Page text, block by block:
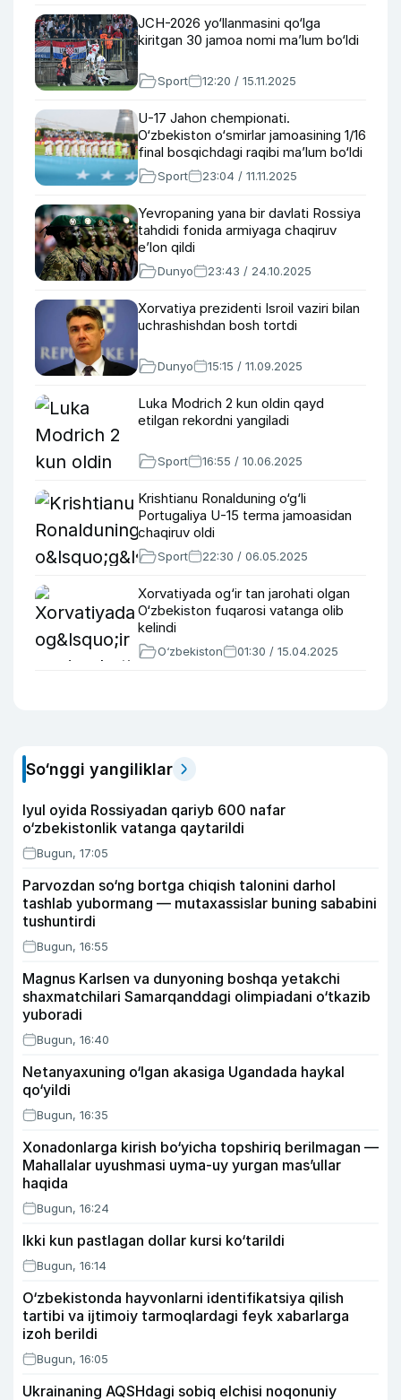
JCH-2026 yo‘llanmasini qo‘lga
kiritgan 30 jamoa nomi ma’lum bo‘ldi
Sport 12:20 / 15.11.2025
U-17 Jahon chempionati.
O‘zbekiston o‘smirlar jamoasining 1/16
final bosqichdagi raqibi ma’lum bo‘ldi
Sport 23:04 / 11.11.2025
Yevropaning yana bir davlati Rossiya
tahdidi fonida armiyaga chaqiruv
e’lon qildi
Dunyo 23:43 / 24.10.2025
Xorvatiya prezidenti Isroil vaziri bilan
uchrashishdan bosh tortdi
Dunyo 15:15 / 11.09.2025
Luka Modrich 2 kun oldin qayd
etilgan rekordni yangiladi
Sport 16:55 / 10.06.2025
Krishtianu Ronalduning o‘g‘li
Portugaliya U-15 terma jamoasidan
chaqiruv oldi
Sport 22:30 / 06.05.2025
Xorvatiyada og‘ir tan jarohati olgan
O‘zbekiston fuqarosi vatanga olib
kelindi
O‘zbekiston 01:30 / 15.04.2025
So‘nggi yangiliklar
Iyul oyida Rossiyadan qariyb 600 nafar
o‘zbekistonlik vatanga qaytarildi
Bugun, 17:05
Parvozdan so‘ng bortga chiqish talonini darhol
tashlab yubormang — mutaxassislar buning sababini
tushuntirdi
Bugun, 16:55
Magnus Karlsen va dunyoning boshqa yetakchi
shaxmatchilari Samarqanddagi olimpiadani o‘tkazib
yuboradi
Bugun, 16:40
Netanyaxuning o‘lgan akasiga Ugandada haykal
qo‘yildi
Bugun, 16:35
Xonadonlarga kirish bo‘yicha topshiriq berilmagan —
Mahallalar uyushmasi uyma-uy yurgan mas’ullar
haqida
Bugun, 16:24
Ikki kun pastlagan dollar kursi ko‘tarildi
Bugun, 16:14
O‘zbekistonda hayvonlarni identifikatsiya qilish
tartibi va ijtimoiy tarmoqlardagi feyk xabarlarga
izoh berildi
Bugun, 16:05
Ukrainaning AQSHdagi sobiq elchisi noqonuniy